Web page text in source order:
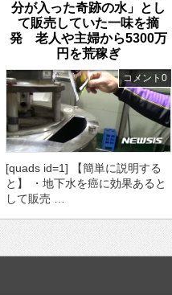
分が入った奇跡の水」とし
て販売していた一味を摘
発 老人や主婦から5300万
円を荒稼ぎ
コメント0
[quads id=1] 【簡単に説明する
と】 ・地下水を癌に効果あると
して販売 …